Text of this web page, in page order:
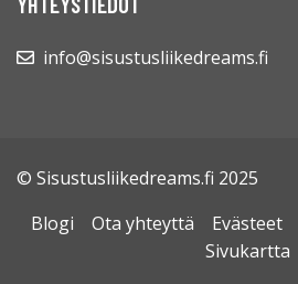
info@sisustusliikedreams.fi
© Sisustusliikedreams.fi 2025
Blogi
Ota yhteyttä Evästeet
Sivukartta